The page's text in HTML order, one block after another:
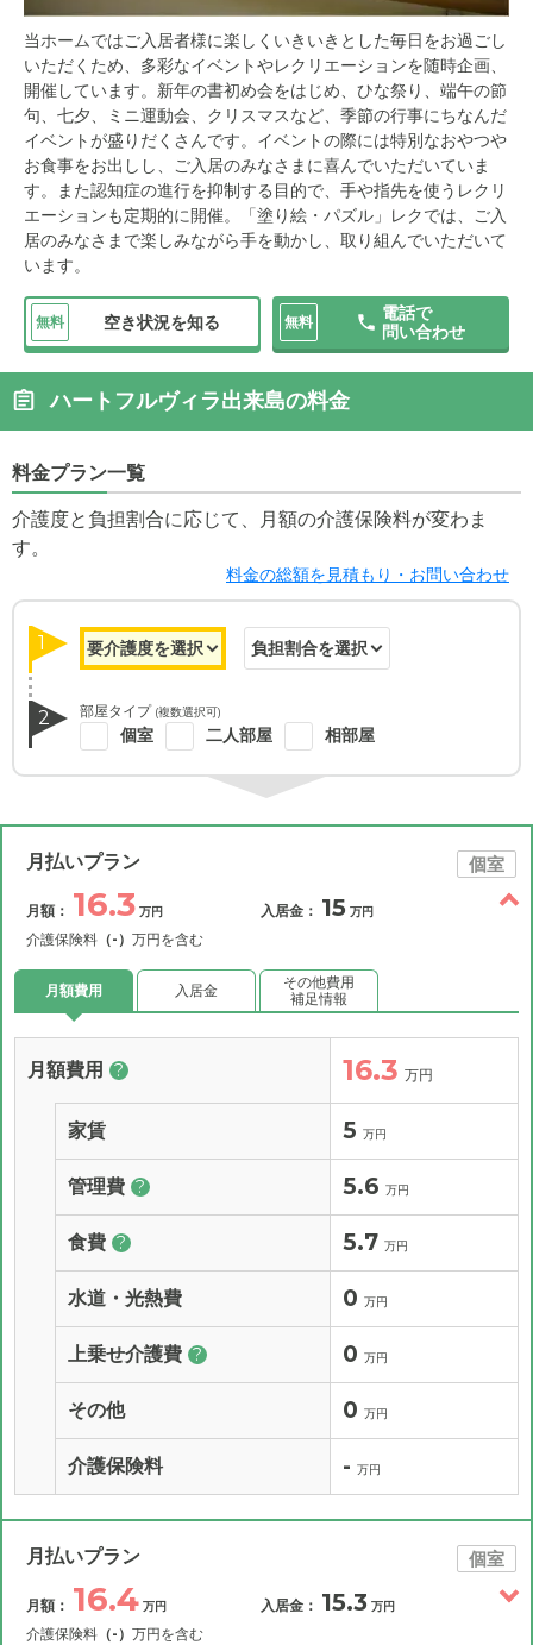
当ホームではご入居者様に楽しくいきいきとした毎日をお過ごし
いただくため、多彩なイベントやレクリエーションを随時企画、
開催しています。新年の書初め会をはじめ、ひな祭り、端午の節
句、七夕、ミニ運動会、クリスマスなど、季節の行事にちなんだ
イベントが盛りだくさんです。イベントの際には特別なおやつや
お食事をお出しし、ご入居のみなさまに喜んでいただいていま
す。また認知症の進行を抑制する目的で、手や指先を使うレクリ
エーションも定期的に開催。「塗り絵・パズル」レクでは、ご入
居のみなさまで楽しみながら手を動かし、取り組んでいただいて
います。
無料 空き状況を知る 無料
電話で
問い合わせ
ハートフルヴィラ出来島の料金
料金プラン一覧
介護度と負担割合に応じて、月額の介護保険料が変わま
す。
料金の総額を見積もり・お問い合わせ
1
2 部屋タイプ (複数選択可)
個室 二人部屋 相部屋
月払いプラン 個室
月額： 16.3 万円
介護保険料 （-） 万円を含む
入居金： 15 万円
月額費用 入居金
その他費用
補足情報
月額費用 ? 16.3 万円
家賃 5 万円
管理費 ? 5.6 万円
食費 ? 5.7 万円
水道・光熱費 0 万円
上乗せ介護費 ? 0 万円
その他 0 万円
介護保険料 - 万円
月払いプラン 個室
月額： 16.4 万円
介護保険料 （-） 万円を含む
入居金： 15.3 万円